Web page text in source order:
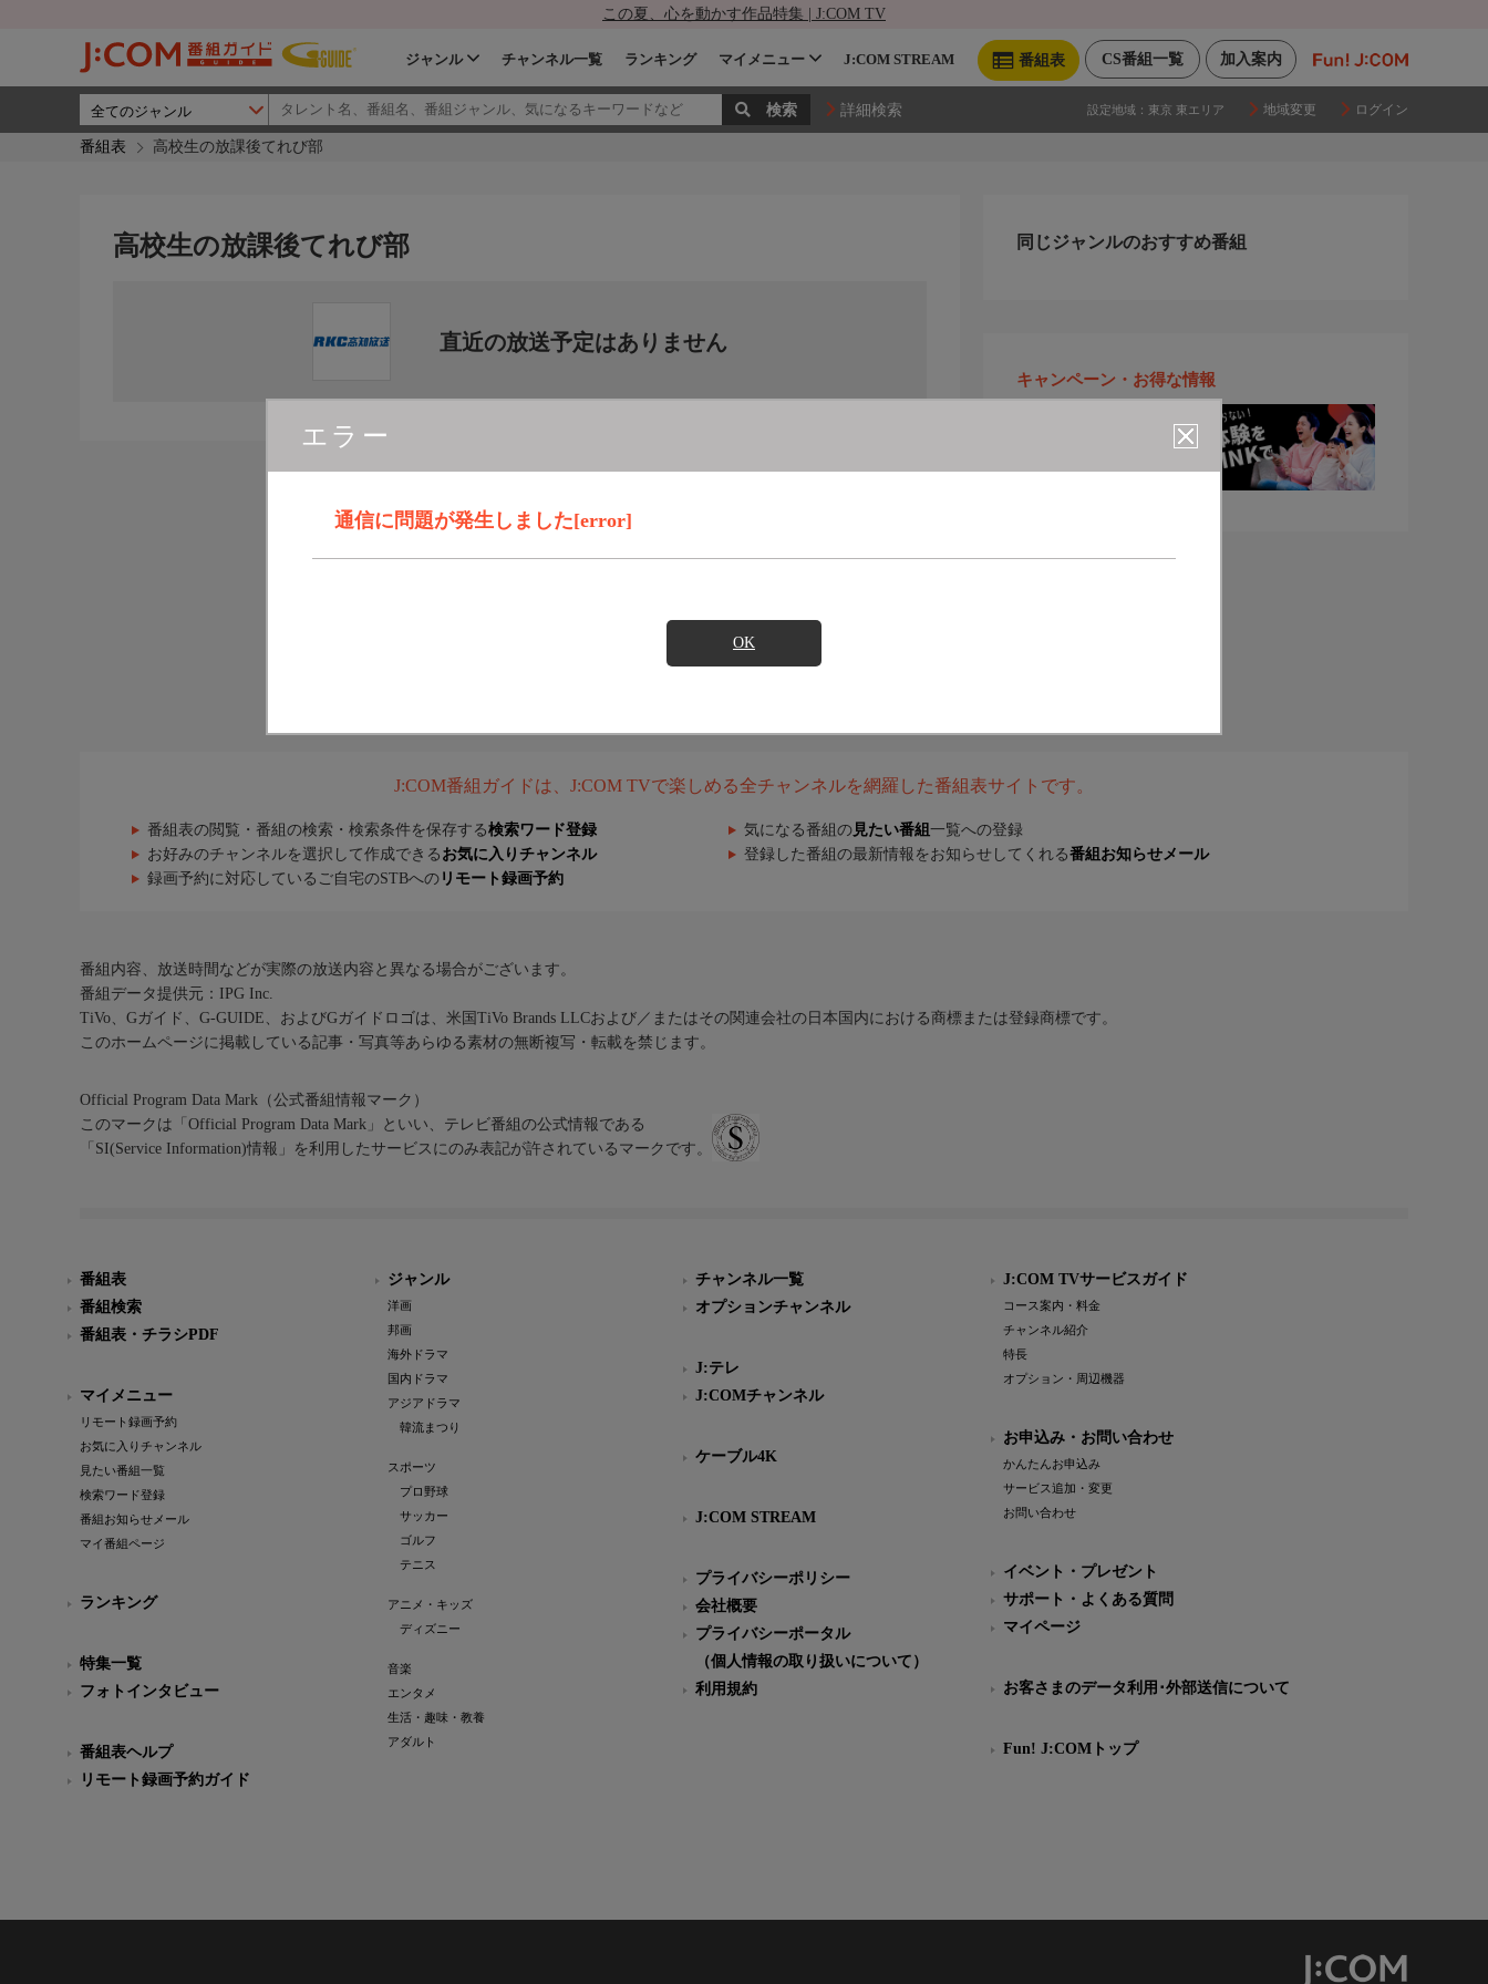
この夏、心を動かす作品特集 | J:COM TV
加入案内
CS番組一覧
番組表
ジャンル チャンネル一覧 ランキング マイメニュー J:COM STREAM
詳細検索 設定地域： 東京 東エリア 地域変更 ログイン
番組表 高校生の放課後てれび部
エラー
通信に問題が発生しました[error]
OK
高校生の放課後てれび部
直近の放送予定はありません
同じジャンルのおすすめ番組
キャンペーン・お得な情報
J:COM番組ガイドは、J:COM TVで楽しめる全チャンネルを網羅した番組表サイトです。
番組表の閲覧・番組の検索・検索条件を保存する検索ワード登録 気になる番組の 見たい番組 一覧への登録
お好みのチャンネルを選択して作成できる お気に入りチャンネル 登録した番組の最新情報をお知らせしてくれる番組お知らせメール
録画予約に対応しているご自宅のSTBへの リモート録画予約
番組内容、放送時間などが実際の放送内容と異なる場合がございます。
番組データ提供元：IPG Inc.
TiVo、Gガイド、G-GUIDE、およびGガイドロゴは、米国TiVo Brands LLCおよび／またはその関連会社の日本国内における商標または登録商標です。
このホームページに掲載している記事・写真等あらゆる素材の無断複写・転載を禁じます。
Official Program Data Mark（公式番組情報マーク）
このマークは「Official Program Data Mark」といい、テレビ番組の公式情報である
「SI(Service Information)情報」を利用したサービスにのみ表記が許されているマークです。
番組表
番組検索
番組表・チラシPDF
マイメニュー
リモート録画予約
お気に入りチャンネル
見たい番組一覧
検索ワード登録
番組お知らせメール
マイ番組ページ
ランキング
特集一覧
フォトインタビュー
番組表ヘルプ
リモート録画予約ガイド
ジャンル
洋画
邦画
海外ドラマ
国内ドラマ
アジアドラマ
韓流まつり
スポーツ
プロ野球
サッカー
ゴルフ
テニス
アニメ・キッズ
ディズニー
音楽
エンタメ
生活・趣味・教養
アダルト
チャンネル一覧
オプションチャンネル
J:テレ
J:COMチャンネル
ケーブル4K
J:COM STREAM
プライバシーポリシー
会社概要
プライバシーポータル
（個人情報の取り扱いについて）
利用規約
J:COM TVサービスガイド
コース案内・料金
チャンネル紹介
特長
オプション・周辺機器
お申込み・お問い合わせ
かんたんお申込み
サービス追加・変更
お問い合わせ
イベント・プレゼント
サポート・よくある質問
マイページ
お客さまのデータ利用･外部送信について
Fun! J:COMトップ